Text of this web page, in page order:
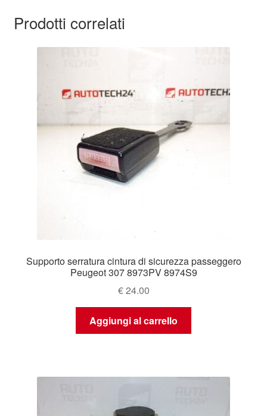
Prodotti correlati
Supporto serratura cintura di sicurezza passeggero
Peugeot 307 8973PV 8974S9
€24.00
Aggiungi al carrello